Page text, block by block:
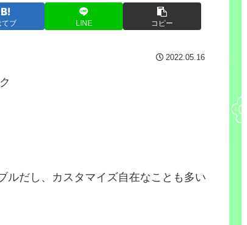
てブ LINE コピー
2022.05.16
ルだし、カスタマイズ自在なことも多い